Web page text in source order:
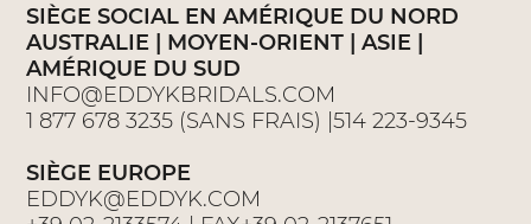
SIÈGE SOCIAL EN AMÉRIQUE DU NORD
AUSTRALIE | MOYEN-ORIENT | ASIE |
AMÉRIQUE DU SUD
INFO@EDDYKBRIDALS.COM
1 877 678 3235 (SANS FRAIS) |514 223-9345
SIÈGE EUROPE
EDDYK@EDDYK.COM